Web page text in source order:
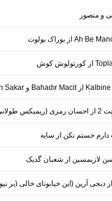
و منصور
خستم نکن از سایه
سن لازیمسین از شعبان گدیک
دیجی آرین (این خیابونای خالی (بر